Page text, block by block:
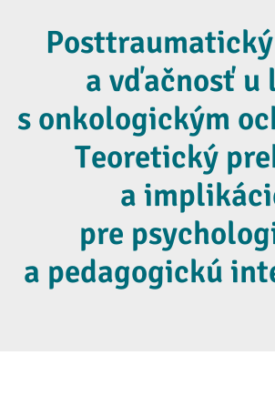
a vďačnosť u
s onkologickým
Teoretický
a
pre
a pedagogickú